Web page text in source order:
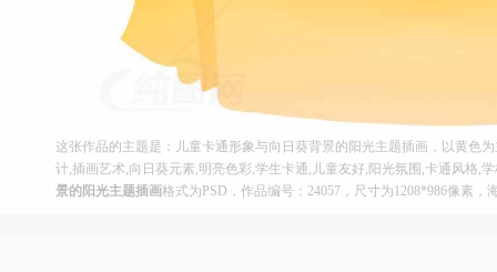
这张作品的主题是：儿童卡通形象与向日葵背景的阳光主题插画，以黄色
计,插画艺术,向日葵元素,明亮色彩,学生卡通,儿童友好,阳光氛围,卡通风格,
景的阳光主题插画格式为PSD，作品编号：24057，尺寸为1208*986像素